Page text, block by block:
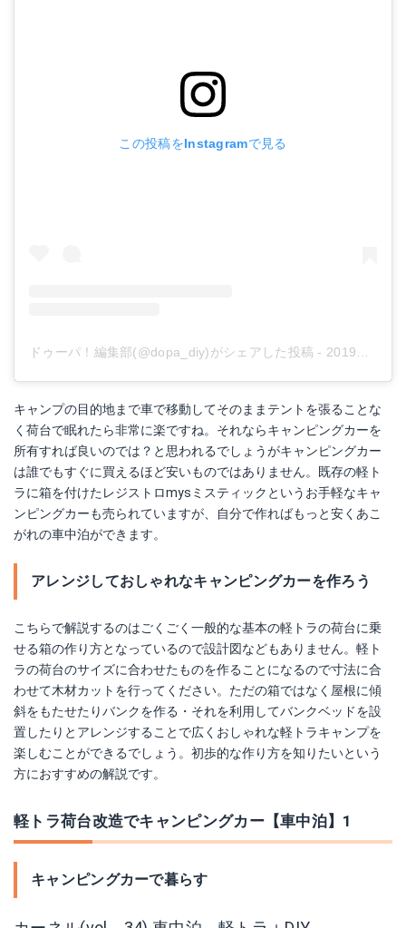
この投稿をInstagramで見る
ドゥーパ！編集部(@dopa_diy)がシェアした投稿 - 2019年 7月月28日午前2時52分PDT
キャンプの目的地まで車で移動してそのままテントを張ることな
く荷台で眠れたら非常に楽ですね。それならキャンピングカーを
所有すれば良いのでは？と思われるでしょうがキャンピングカー
は誰でもすぐに買えるほど安いものではありません。既存の軽ト
ラに箱を付けたレジストロmysミスティックというお手軽なキャ
ンピングカーも売られていますが、自分で作ればもっと安くあこ
がれの車中泊ができます。
アレンジしておしゃれなキャンピングカーを作ろう
こちらで解説するのはごくごく一般的な基本の軽トラの荷台に乗
せる箱の作り方となっているので設計図などもありません。軽ト
ラの荷台のサイズに合わせたものを作ることになるので寸法に合
わせて木材カットを行ってください。ただの箱ではなく屋根に傾
斜をもたせたりバンクを作る・それを利用してバンクベッドを設
置したりとアレンジすることで広くおしゃれな軽トラキャンプを
楽しむことができるでしょう。初歩的な作り方を知りたいという
方におすすめの解説です。
軽トラ荷台改造でキャンピングカー【車中泊】1
キャンピングカーで暮らす